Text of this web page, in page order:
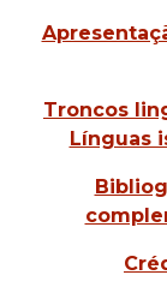
Troncos
Línguas